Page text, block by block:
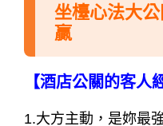
坐檯心法大
贏
【酒店公關的客人
1.大方主動，是妳最